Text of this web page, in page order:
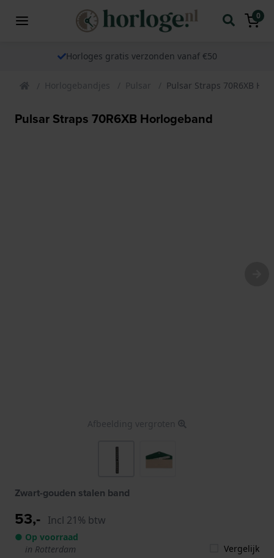
0
Horloges gratis verzonden vanaf €50
Horlogebandjes Pulsar Pulsar Straps 70R6XB
Pulsar Straps 70R6XB Horlogeband
Afbeelding vergroten
Zwart-gouden stalen band
53,- Incl 21% btw
● Op voorraad
in Rotterdam
Vergelijk